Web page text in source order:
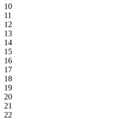
10
11
12
13
14
15
16
17
18
19
20
21
22